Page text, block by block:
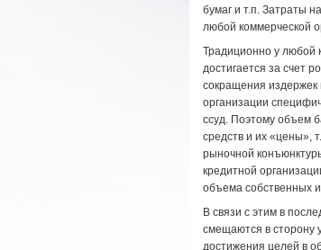
бумаг и т.п. Затраты
любой коммерческой
Традиционно у любой
достигается за счет
сокращения издержек
организации
ссуд. Поэтому объем
средств и их «цены»,
рыночной
кредитной
объема собственных
В связи с этим в
смещаются в сторону
достижения целей в